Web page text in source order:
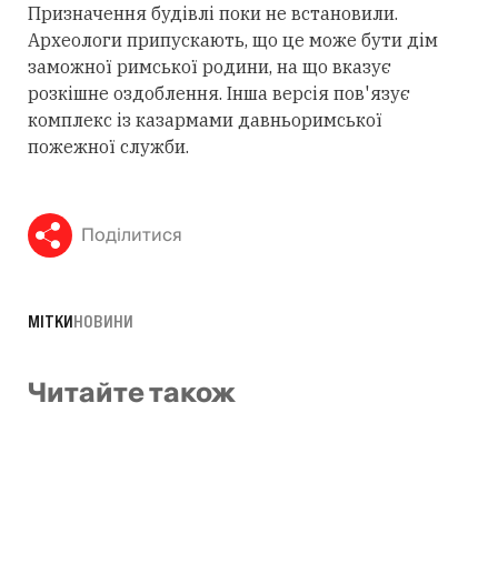
Призначення будівлі поки не встановили.
Археологи припускають, що це може бути дім
заможної римської родини, на що вказує
розкішне оздоблення. Інша версія пов'язує
комплекс із казармами давньоримської
пожежної служби.
Поділитися
МІТКИНОВИНИ
Читайте також